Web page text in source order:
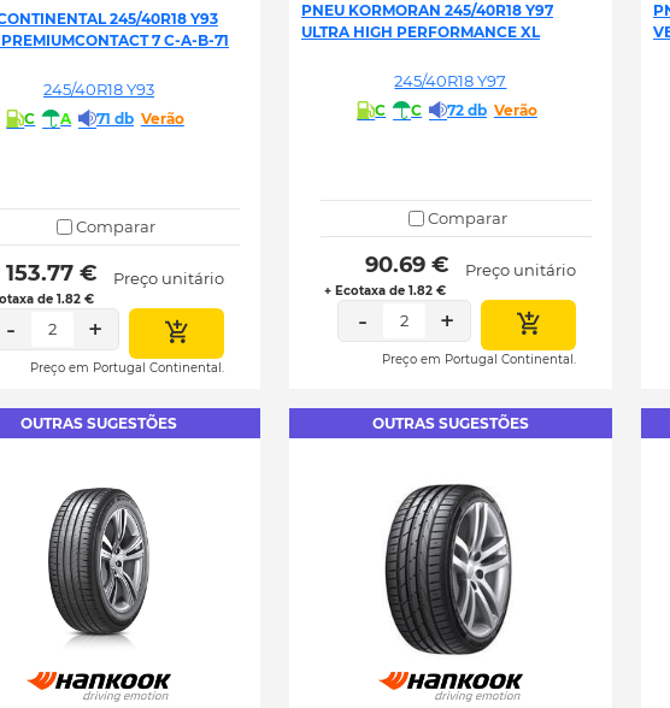
245/40R18 Y93
7 C-A-B-71
245/40R18 Y93
C A 71 db Verão
Comparar
153.77 €
de 1.82 €
Preço unitário
- 2 +
Preço em Portugal Continental.
PNEU KORMORAN 245/40R18 Y97
ULTRA HIGH PERFORMANCE XL
245/40R18 Y97
C C 72 db Verão
Comparar
90.69 €
+ Ecotaxa de 1.82 €
Preço unitário
- 2 +
Preço em Portugal Continental.
OUTRAS SUGESTÕES OUTRAS SUGESTÕES